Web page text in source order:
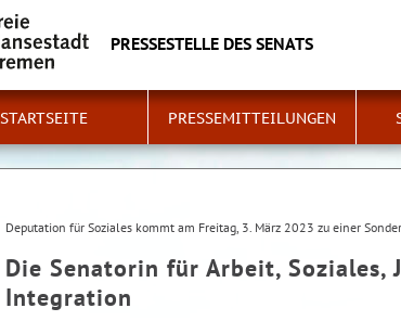
PRESSESTELLE DES SENATS
STARTSEITE PRESSEMITTEILUNGEN
Deputation für Soziales kommt am Freitag, 3. März 2023 zu einer
Die Senatorin für Arbeit, Soziales,
Integration